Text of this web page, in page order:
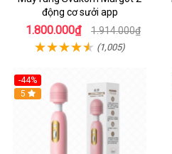
động cơ sưởi app
1.800.000₫ 1.914.000₫
(1,005)
-44%
Hot
5